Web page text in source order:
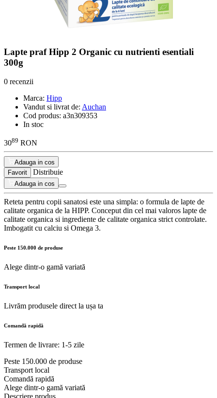
Lapte praf Hipp 2 Organic cu nutrienti esentiali
300g
0 recenzii
Marca: Hipp
Vandut si livrat de: Auchan
Cod produs: a3n309353
In stoc
3089 RON
Adauga in cos
Favorit
Distribuie
Adauga in cos
Reteta pentru copii sanatosi este una simpla: o formula de lapte de
calitate organica de la HIPP. Conceput din cel mai valoros lapte de
calitate organica si ingrediente de calitate organica strict controlate.
Imbogatit cu calciu si Omega 3.
Peste 150.000 de produse
Alege dintr-o gamă variată
Transport local
Livrăm produsele direct la ușa ta
Comandă rapidă
Termen de livrare: 1-5 zile
Peste 150.000 de produse
Transport local
Comandă rapidă
Alege dintr-o gamă variată
Descriere produs